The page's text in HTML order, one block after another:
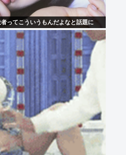
ってこういうもんだよなと話題に